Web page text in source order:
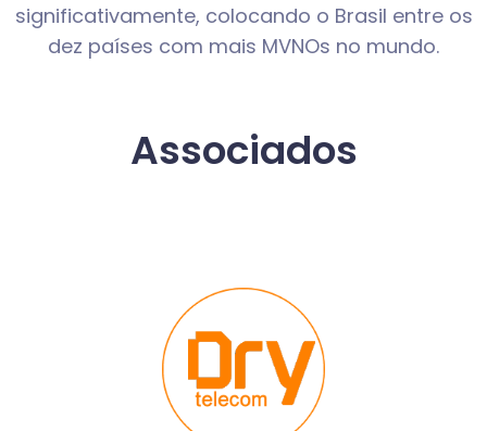
significativamente, colocando o Brasil entre os
dez países com mais MVNOs no mundo.
Associados